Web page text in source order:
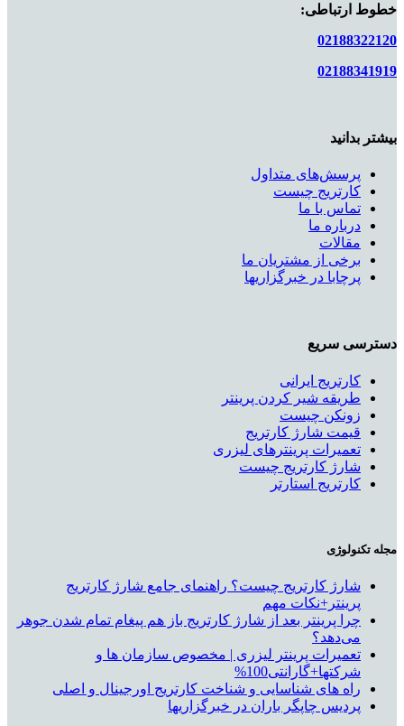
خطوط ارتباطی:
02188322120
02188341919
بیشتر بدانید
پرسش‌های متداول
کارتریج چیست
تماس با ما
درباره ما
مقالات
برخی از مشتریان ما
پرچابا در خبرگزاریها
دسترسی سریع
کارتریج ایرانی
طریقه شیر کردن پرینتر
زونکن چیست
قیمت شارژ کارتریج
تعمیرات پرینترهای لیزری
شارژ کارتریج چیست
کارتریج استارتر
مجله تکنولوژی
شارژ کارتریج چیست؟ راهنمای جامع شارژ کارتریج
پرینتر+نکات مهم
چرا پرینتر بعد از شارژ کارتریج باز هم پیغام تمام شدن جوهر
می‌دهد؟
تعمیرات پرینتر لیزری | مخصوص سازمان ها و
شرکتها+گارانتی100%
راه های شناسایی و شناخت کارتریج اورجینال و اصلی
پردیس چاپگر باران در خبرگزاریها